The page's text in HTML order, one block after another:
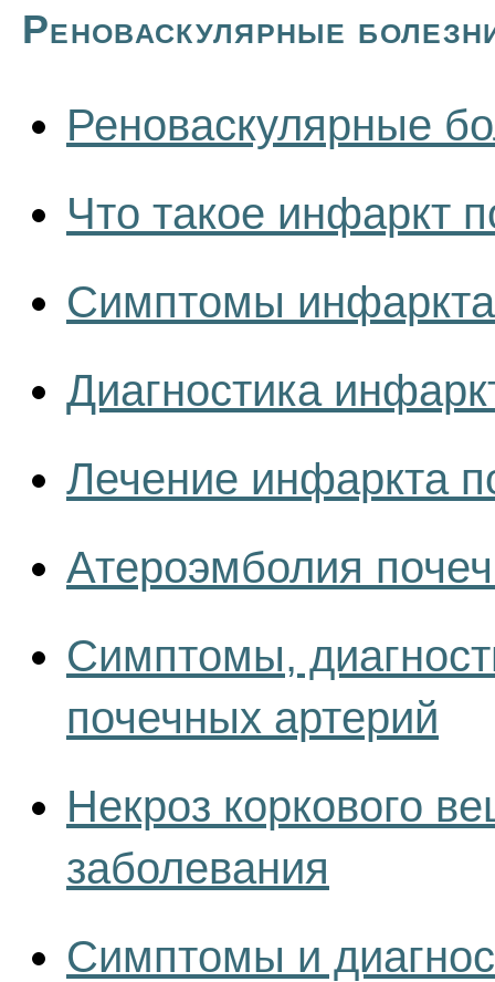
Реноваскулярные
Реноваскулярные
Что такое инфаркт
Симптомы
Диагностика
Лечение инфаркта
Атероэмболия
Симптомы,
почечных артерий
Некроз коркового
заболевания
Симптомы и